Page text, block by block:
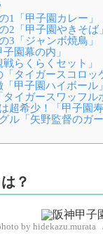
「甲子園カレー」
「甲子園やきそば」
「ジャンボ焼鳥」
園幕の内」
らくらくセット」
タイガースコロッ
甲子園ハイボール」
イガースワッフル
超希少！「甲子園寿
ル「矢野監督のガ
？
by hidekazu.murata